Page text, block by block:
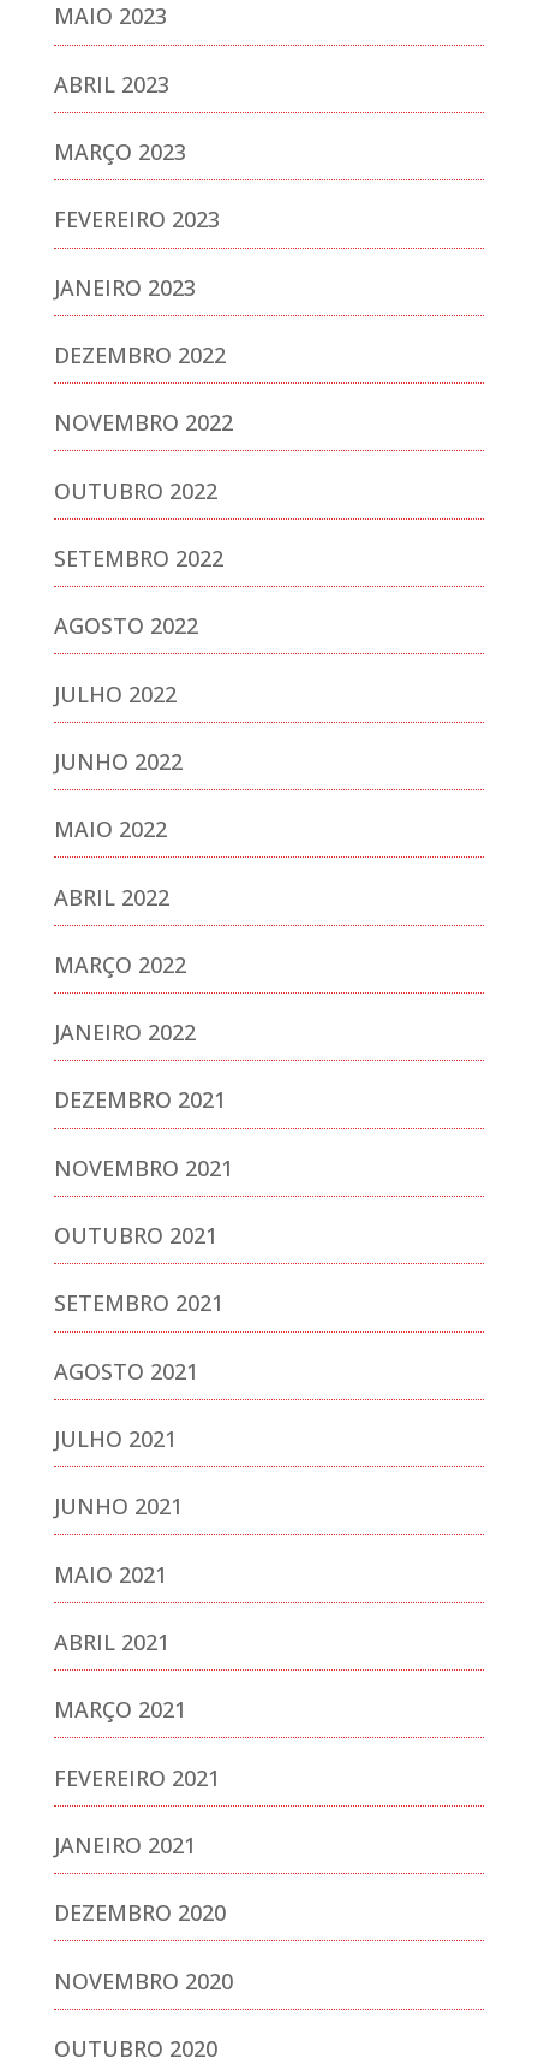
MAIO 2023
ABRIL 2023
MARÇO 2023
FEVEREIRO 2023
JANEIRO 2023
DEZEMBRO 2022
NOVEMBRO 2022
OUTUBRO 2022
SETEMBRO 2022
AGOSTO 2022
JULHO 2022
JUNHO 2022
MAIO 2022
ABRIL 2022
MARÇO 2022
JANEIRO 2022
DEZEMBRO 2021
NOVEMBRO 2021
OUTUBRO 2021
SETEMBRO 2021
AGOSTO 2021
JULHO 2021
JUNHO 2021
MAIO 2021
ABRIL 2021
MARÇO 2021
FEVEREIRO 2021
JANEIRO 2021
DEZEMBRO 2020
NOVEMBRO 2020
OUTUBRO 2020